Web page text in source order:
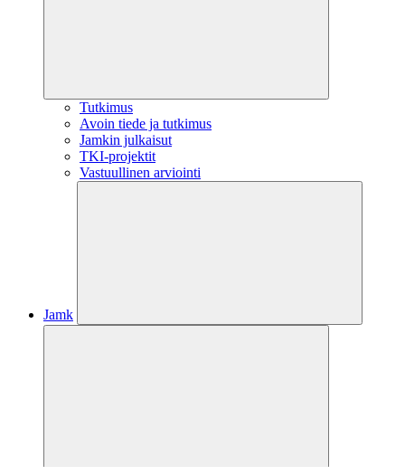
Tutkimus
Avoin tiede ja tutkimus
Jamkin julkaisut
TKI-projektit
Vastuullinen arviointi
Jamk